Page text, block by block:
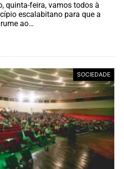
quinta-feira, vamos todos à
escalabitano para que a
ao…
SOCIEDADE